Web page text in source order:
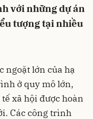
với những dự án
tượng tại nhiều
ngoặt lớn của hạ
ở quy mô lớn,
xã hội được hoàn
Các công trình